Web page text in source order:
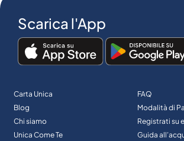
Scarica l'App
Carta Unica
Blog
Chi siamo
Unica Come Te
FAQ
Modalità di
Registrati su
Guida